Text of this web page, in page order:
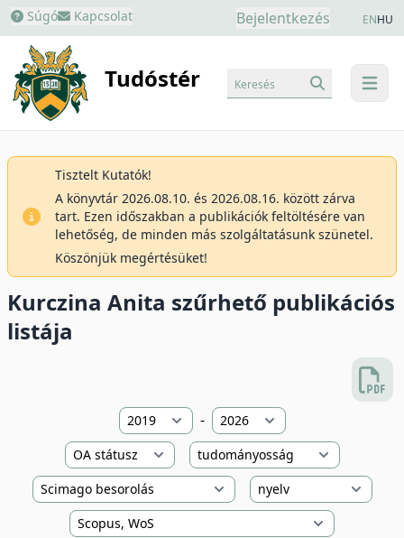
Súgó Kapcsolat Bejelentkezés ENHU
Tudóstér menu
Keresés
Tisztelt Kutatók!
A könyvtár 2026.08.10. és 2026.08.16. között zárva
tart. Ezen időszakban a publikációk feltöltésére van
lehetőség, de minden más szolgáltatásunk szünetel.
Köszönjük megértésüket!
Kurczina Anita szűrhető publikációs
listája
-